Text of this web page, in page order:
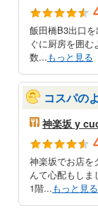
飯田橋B3出口
ぐに厨房を囲
数...もっと見る
コスパの
神楽坂 y
神楽坂でお店を
んて心配もしま
1階...もっと見る